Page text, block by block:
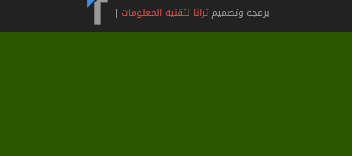
برمجة وتصميمترانا لتقنية المعلومات|